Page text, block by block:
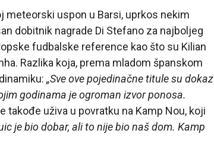
meteorski uspon u Barsi, uprkos nekim
dobitnik nagrade Di Stefano za najboljeg
fudbalske reference kao što su Kilian
Razlika koja, prema mladom španskom
„Sve ove pojedinačne titule su dokaz
godinama je ogroman izvor ponosa.
takođe uživa u povratku na Kamp Nou, koji
je bio dobar, ali to nije bio naš dom. Kamp